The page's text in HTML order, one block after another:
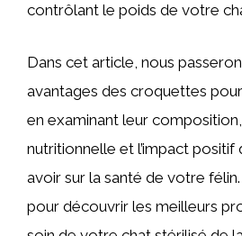
contrôlant le poids de votre
Dans cet article, nous
avantages des croquettes pour
en examinant leur
nutritionnelle et l’impact positif
avoir sur la santé de votre
pour découvrir les meilleurs